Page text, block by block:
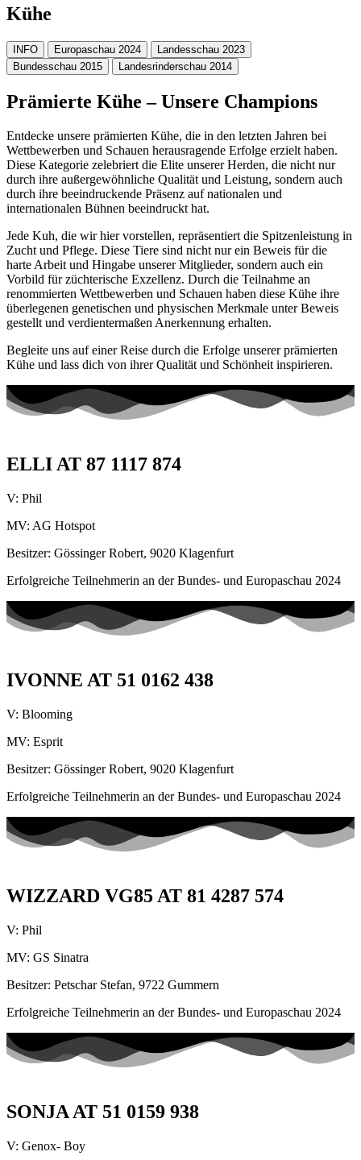
Kühe
INFO Europaschau 2024
Landesschau 2023
Bundesschau 2015
Landesrinderschau 2014
Prämierte Kühe – Unsere Champions
Entdecke unsere prämierten Kühe, die in den letzten Jahren bei
Wettbewerben und Schauen herausragende Erfolge erzielt haben.
Diese Kategorie zelebriert die Elite unserer Herden, die nicht nur
durch ihre außergewöhnliche Qualität und Leistung, sondern auch
durch ihre beeindruckende Präsenz auf nationalen und
internationalen Bühnen beeindruckt hat.
Jede Kuh, die wir hier vorstellen, repräsentiert die Spitzenleistung in
Zucht und Pflege. Diese Tiere sind nicht nur ein Beweis für die
harte Arbeit und Hingabe unserer Mitglieder, sondern auch ein
Vorbild für züchterische Exzellenz. Durch die Teilnahme an
renommierten Wettbewerben und Schauen haben diese Kühe ihre
überlegenen genetischen und physischen Merkmale unter Beweis
gestellt und verdientermaßen Anerkennung erhalten.
Begleite uns auf einer Reise durch die Erfolge unserer prämierten
Kühe und lass dich von ihrer Qualität und Schönheit inspirieren.
ELLI AT 87 1117 874
V: Phil
MV: AG Hotspot
Besitzer: Gössinger Robert, 9020 Klagenfurt
Erfolgreiche Teilnehmerin an der Bundes- und Europaschau 2024
IVONNE AT 51 0162 438
V: Blooming
MV: Esprit
Besitzer: Gössinger Robert, 9020 Klagenfurt
Erfolgreiche Teilnehmerin an der Bundes- und Europaschau 2024
WIZZARD VG85 AT 81 4287 574
V: Phil
MV: GS Sinatra
Besitzer: Petschar Stefan, 9722 Gummern
Erfolgreiche Teilnehmerin an der Bundes- und Europaschau 2024
SONJA AT 51 0159 938
V: Genox- Boy